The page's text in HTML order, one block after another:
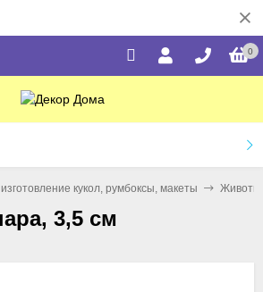
0
кукол, румбоксы, макеты
3,5 см